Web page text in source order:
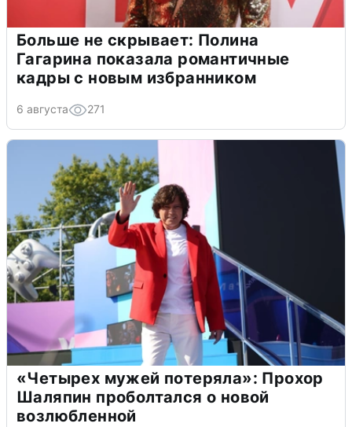
Больше не скрывает: Полина
Гагарина показала романтичные
кадры с новым избранником
6 августа 271
«Четырех мужей потеряла»: Прохор
Шаляпин проболтался о новой
возлюбленной